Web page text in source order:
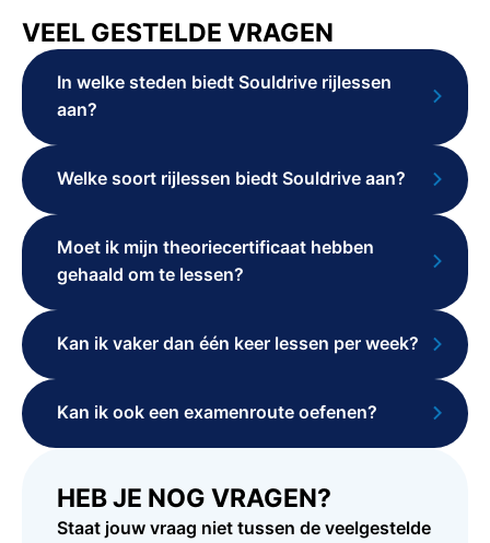
VEEL GESTELDE VRAGEN
In welke steden biedt Souldrive rijlessen
aan?
Welke soort rijlessen biedt Souldrive aan?
Moet ik mijn theoriecertificaat hebben
gehaald om te lessen?
Kan ik vaker dan één keer lessen per week?
Kan ik ook een examenroute oefenen?
HEB JE NOG VRAGEN?
Staat jouw vraag niet tussen de veelgestelde